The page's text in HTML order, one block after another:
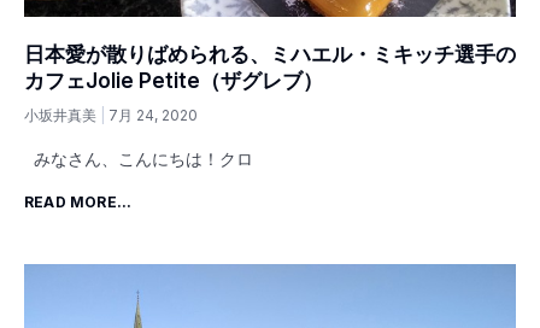
日本愛が散りばめられる、ミハエル・ミキッチ選手の
カフェJolie Petite（ザグレブ）
小坂井真美 7月 24, 2020
みなさん、こんにちは！クロ
READ MORE...